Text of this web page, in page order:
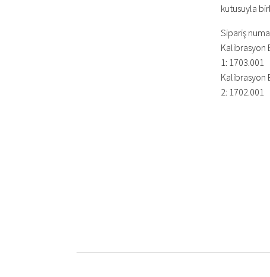
kutusuyla
Sipariş
Kalibrasyon
1: 1703.001
Kalibrasyon
2: 1702.001